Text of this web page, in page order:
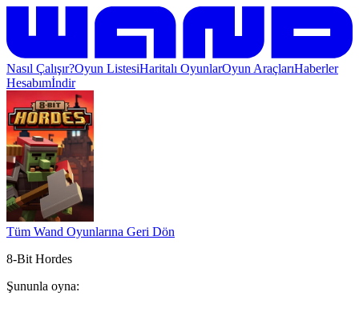
Nasıl Çalışır?Oyun ListesiHaritalı OyunlarOyun AraçlarıHaberler
Hesabımİndir
Tüm Wand Oyunlarına Geri Dön
8-Bit Hordes
Şununla oyna: